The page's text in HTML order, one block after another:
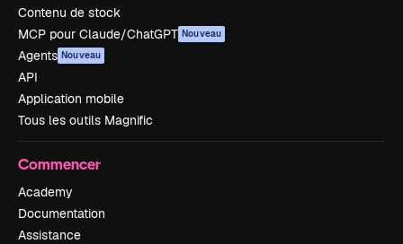
Contenu de stock
MCP pour Claude/ChatGPT Nouveau
Agents Nouveau
API
Application mobile
Tous les outils Magnific
Commencer
Academy
Documentation
Assistance